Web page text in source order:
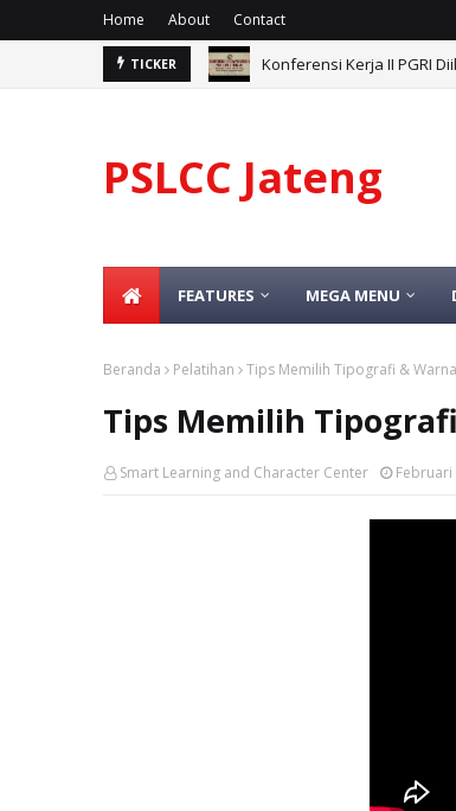
Home About Contact
TICKER Konferensi Kerja II PGRI
PSLCC Jateng
FEATURES MEGA MENU
Beranda Pelatihan Tips Memilih Tipografi &
Tips Memilih
Smart Learning and Character Center Februari